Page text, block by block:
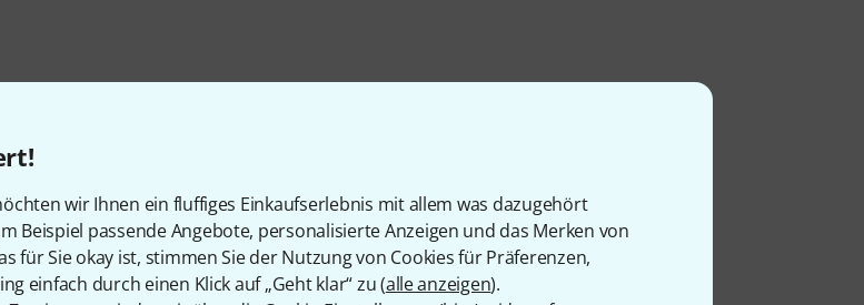
wir Ihnen ein fluffiges Einkaufserlebnis mit allem was dazugehört
Beispiel passende Angebote, personalisierte Anzeigen und das Merken von
für Sie okay ist, stimmen Sie der Nutzung von Cookies für Präferenzen,
einfach durch einen Klick auf „Geht klar“ zu (alle anzeigen).